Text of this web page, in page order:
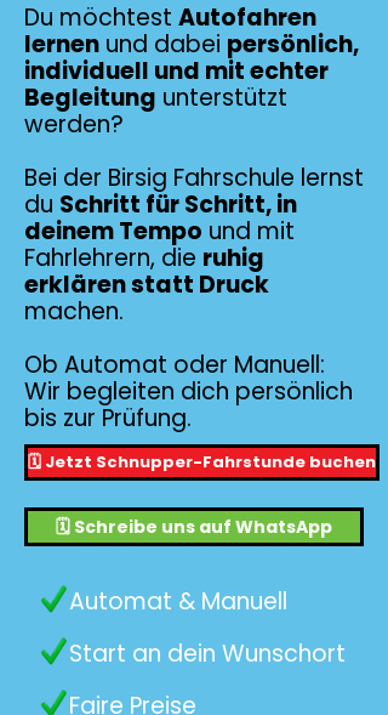
Du möchtest Autofahren
lernen und dabei persönlich,
individuell und mit echter
Begleitung unterstützt
werden?
Bei der Birsig Fahrschule lernst
du Schritt für Schritt, in
deinem Tempo und mit
Fahrlehrern, die ruhig
erklären statt Druck
machen.
Ob Automat oder Manuell:
Wir begleiten dich persönlich
bis zur Prüfung.
🗓️ Jetzt Schnupper-Fahrstunde buchen
🗓️ Schreibe uns auf WhatsApp
Automat & Manuell
Start an dein Wunschort
Faire Preise